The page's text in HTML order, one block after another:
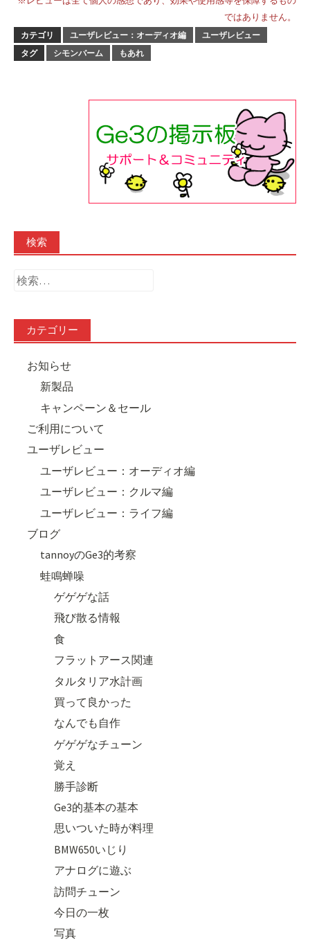
ではありません。
カテゴリ ユーザレビュー：オーディオ編
ユーザレビュー
タグ
シモンバーム もあれ
検索
検
カテゴリー
お知らせ
新製品
キャンペーン＆セール
ご利用について
ユーザレビュー
ユーザレビュー：オーディオ編
ユーザレビュー：クルマ編
ユーザレビュー：ライフ編
ブログ
tannoyのGe3的考察
蛙鳴蝉噪
ゲゲゲな話
飛び散る情報
食
フラットアース関連
タルタリア水計画
買って良かった
なんでも自作
ゲゲゲなチューン
覚え
勝手診断
Ge3的基本の基本
思いついた時が料理
BMW650いじり
アナログに遊ぶ
訪問チューン
今日の一枚
写真